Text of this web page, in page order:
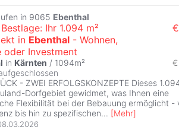
in 9065 Ebenthal
Ihr 1.094 m²
in Ebenthal - Wohnen,
oder Investment
in Kärnten / 1094m²
€
- ZWEI ERFOLGSKONZEPTE Dieses
Dorfgebiet gewidmet, was Ihnen eine
Flexibilität bei der Bebauung ermöglicht -
bis hin zu spezifischen... [Mehr]